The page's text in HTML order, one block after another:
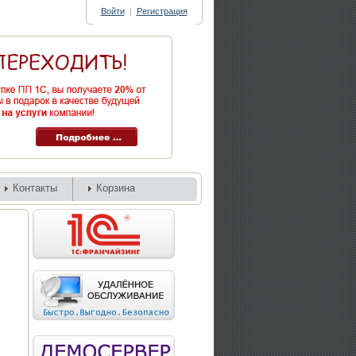
Войти | Регистрация
Контакты Корзина